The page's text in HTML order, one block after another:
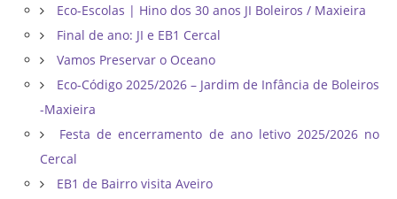
Eco-Escolas | Hino dos 30 anos JI Boleiros / Maxieira
Final de ano: JI e EB1 Cercal
Vamos Preservar o Oceano
Eco-Código 2025/2026 – Jardim de Infância de Boleiros
-Maxieira
Festa de encerramento de ano letivo 2025/2026 no
Cercal
EB1 de Bairro visita Aveiro